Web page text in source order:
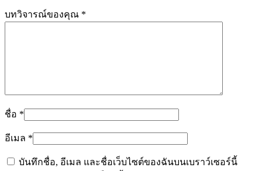
บทวิจารณ์ของคุณ *
ชื่อ *
อีเมล *
บันทึกชื่อ, อีเมล และชื่อเว็บไซต์ของฉันบนเบราว์เซอร์นี้